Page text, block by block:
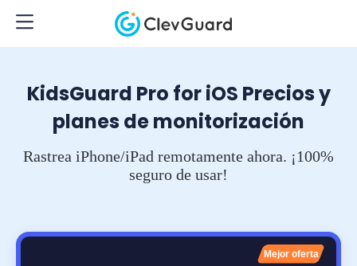
KidsGuard Pro for iOS Precios y
planes de monitorización
Rastrea iPhone/iPad remotamente ahora. ¡100%
seguro de usar!
Mejor oferta